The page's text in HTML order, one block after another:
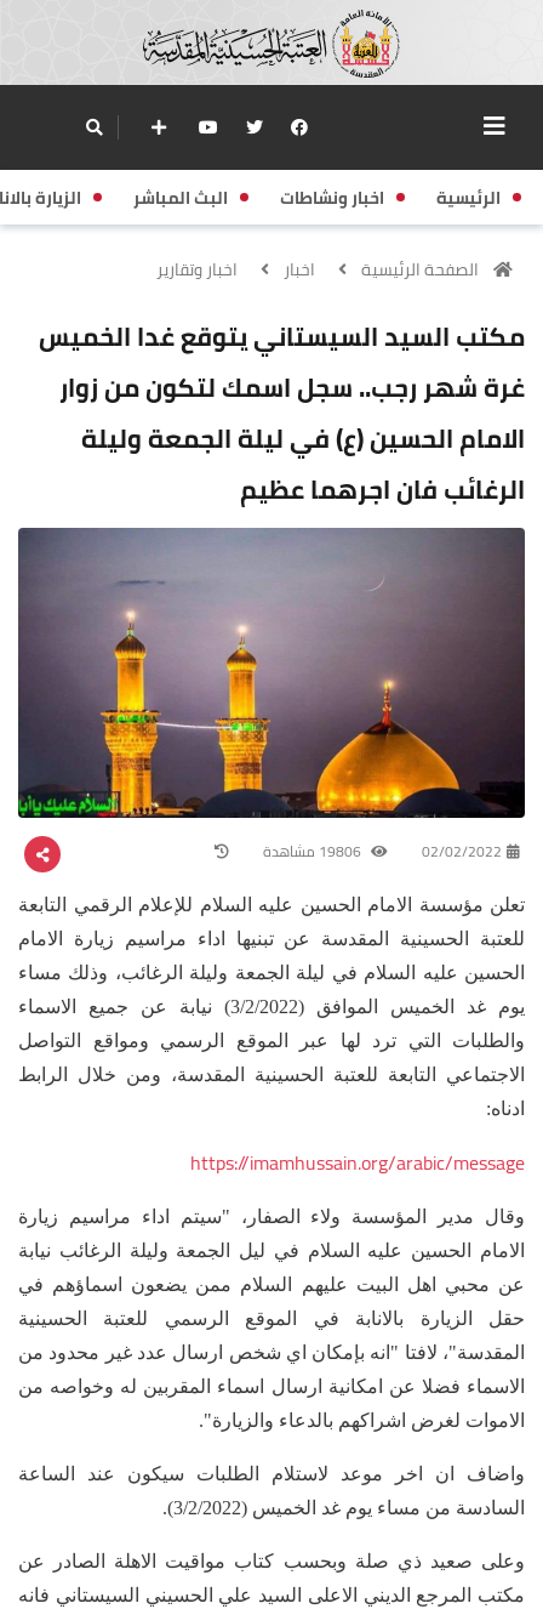
الرئيسية اخبار ونشاطات البث المباشر الزيارة
الصفحة الرئيسية اخبار اخبار وتقارير
مكتب السيد السيستاني يتوقع غدا الخميس
غرة شهر رجب.. سجل اسمك لتكون من زوار
الامام الحسين (ع) في ليلة الجمعة وليلة
الرغائب فان اجرهما عظيم
02/02/2022
تعلن مؤسسة الامام الحسين عليه السلام للإعلام الرقمي التابعة
للعتبة الحسينية ‏المقدسة عن تبنيها اداء مراسيم زيارة الامام
الحسين عليه السلام في ليلة الجمعة وليلة الرغائب، وذلك مساء
يوم غد الخميس الموافق (3/2/2022) نيابة عن جميع الاسماء
والطلبات التي ترد ‏لها عبر الموقع الرسمي ومواقع التواصل
الاجتماعي التابعة للعتبة الحسينية المقدسة، ومن خلال الرابط
ادناه:
https://imamhussain.org/arabic/message
وقال مدير المؤسسة ولاء الصفار، "سيتم اداء مراسيم زيارة
الامام الحسين ‏عليه السلام في ليل الجمعة وليلة الرغائب نيابة
عن محبي اهل البيت عليهم ‏السلام ممن يضعون اسماؤهم في
حقل الزيارة بالانابة في الموقع الرسمي للعتبة الحسينية
‏المقدسة"، لافتا "انه بإمكان اي شخص ارسال عدد غير محدود من
الاسماء فضلا عن ‏امكانية ارسال اسماء المقربين له وخواصه من
الاموات لغرض اشراكهم بالدعاء ‏والزيارة".
واضاف ان اخر موعد لاستلام الطلبات سيكون عند الساعة
السادسة من مساء يوم غد الخميس (3/2/2022).
وعلى صعيد ذي صلة وبحسب كتاب مواقيت الاهلة الصادر عن
مكتب المرجع الديني الاعلى السيد علي الحسيني السيستاني فانه